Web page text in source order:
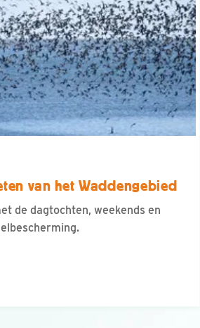
van het Waddengebied
de dagtochten, weekends en